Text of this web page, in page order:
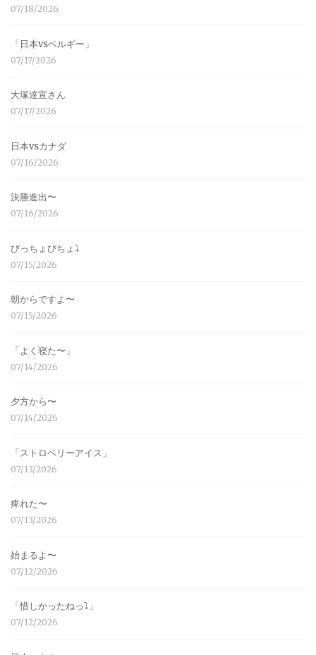
07/18/2026
「日本vsベルギー」
07/17/2026
大塚達宣さん
07/17/2026
日本vsカナダ
07/16/2026
決勝進出〜
07/16/2026
びっちょびちょ⤵︎
07/15/2026
朝からですよ〜
07/15/2026
「よく寝た〜」
07/14/2026
夕方から〜
07/14/2026
「ストロベリーアイス」
07/13/2026
痺れた〜
07/13/2026
始まるよ〜
07/12/2026
「惜しかったねっ⤵︎」
07/12/2026